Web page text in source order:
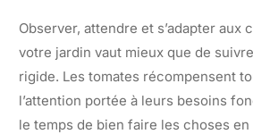
Observer, attendre et s’adapter aux
votre jardin vaut mieux que de
rigide. Les tomates récompensent
l’attention portée à leurs besoins
le temps de bien faire les choses en